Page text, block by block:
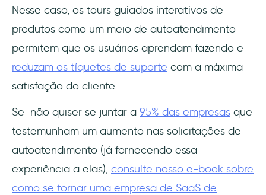
Nesse caso, os tours guiados interativos de
produtos como um meio de autoatendimento
permitem que os usuários aprendam fazendo e
reduzam os tíquetes de suporte com a máxima
satisfação do cliente.
Se não quiser se juntar a 95% das empresas que
testemunham um aumento nas solicitações de
autoatendimento (já fornecendo essa
experiência a elas), consulte nosso e-book sobre
como se tornar uma empresa de SaaS de